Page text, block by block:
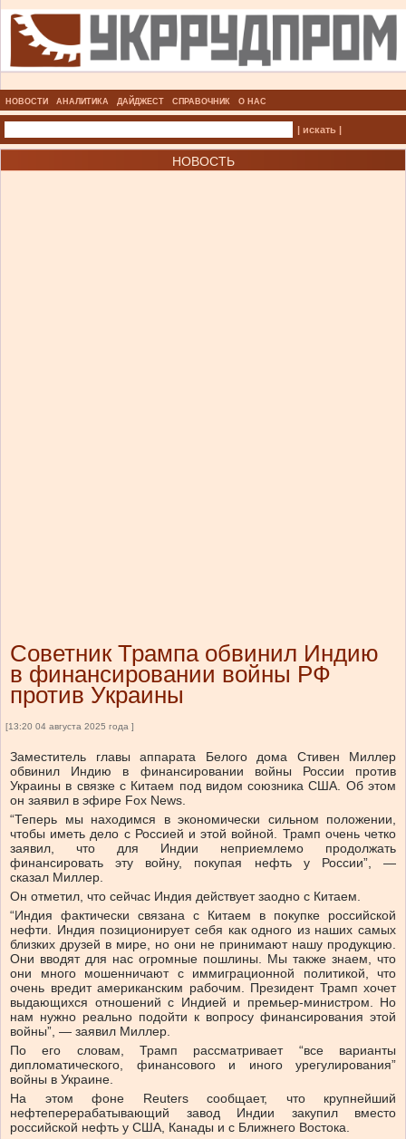
НОВОСТИ АНАЛИТИКА ДАЙДЖЕСТ СПРАВОЧНИК О НАС
| искать |
НОВОСТЬ
Советник Трампа обвинил Индию
в финансировании войны РФ
против Украины
[13:20 04 августа 2025 года ]
Заместитель главы аппарата Белого дома Стивен Миллер
обвинил Индию в финансировании войны России против
Украины в связке с Китаем под видом союзника США. Об этом
он заявил в эфире Fox News.
“Теперь мы находимся в экономически сильном положении,
чтобы иметь дело с Россией и этой войной. Трамп очень четко
заявил, что для Индии неприемлемо продолжать
финансировать эту войну, покупая нефть у России”, —
сказал Миллер.
Он отметил, что сейчас Индия действует заодно с Китаем.
“Индия фактически связана с Китаем в покупке российской
нефти. Индия позиционирует себя как одного из наших самых
близких друзей в мире, но они не принимают нашу продукцию.
Они вводят для нас огромные пошлины. Мы также знаем, что
они много мошенничают с иммиграционной политикой, что
очень вредит американским рабочим. Президент Трамп хочет
выдающихся отношений с Индией и премьер-министром. Но
нам нужно реально подойти к вопросу финансирования этой
войны”, — заявил Миллер.
По его словам, Трамп рассматривает “все варианты
дипломатического, финансового и иного урегулирования”
войны в Украине.
На этом фоне Reuters сообщает, что крупнейший
нефтеперерабатывающий завод Индии закупил вместо
российской нефть у США, Канады и с Ближнего Востока.